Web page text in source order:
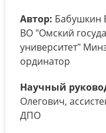
Автор: Бабушкин
ВО "Омский
университет"
ординатор
Научный
Олегович,
ДПО